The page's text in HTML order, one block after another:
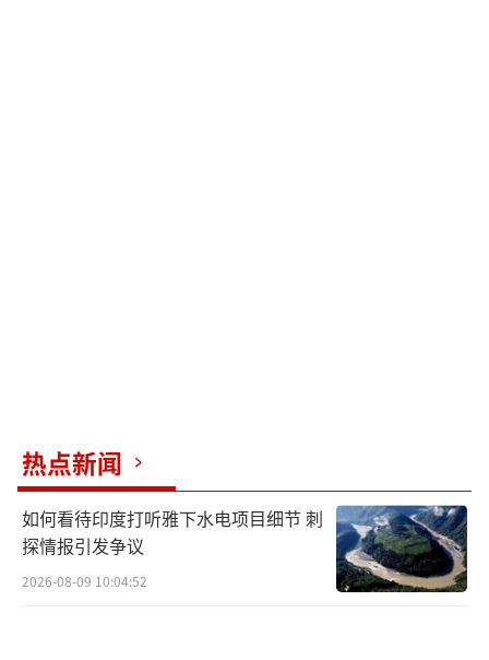
热点新闻
如何看待印度打听雅下水电项目细节 刺
探情报引发争议
2026-08-09 10:04:52